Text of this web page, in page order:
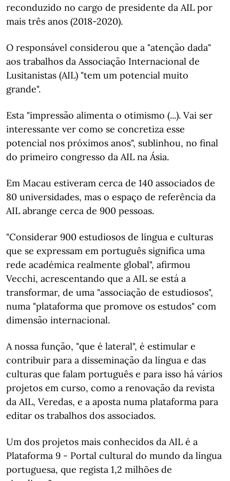
reconduzido no cargo de presidente da AIL por
mais três anos (2018-2020).
O responsável considerou que a "atenção dada"
aos trabalhos da Associação Internacional de
Lusitanistas (AIL) "tem um potencial muito
grande".
Esta "impressão alimenta o otimismo (...). Vai ser
interessante ver como se concretiza esse
potencial nos próximos anos", sublinhou, no final
do primeiro congresso da AIL na Ásia.
Em Macau estiveram cerca de 140 associados de
80 universidades, mas o espaço de referência da
AIL abrange cerca de 900 pessoas.
"Considerar 900 estudiosos de língua e culturas
que se expressam em português significa uma
rede académica realmente global", afirmou
Vecchi, acrescentando que a AIL se está a
transformar, de uma "associação de estudiosos",
numa "plataforma que promove os estudos" com
dimensão internacional.
A nossa função, "que é lateral", é estimular e
contribuir para a disseminação da língua e das
culturas que falam português e para isso há vários
projetos em curso, como a renovação da revista
da AIL, Veredas, e a aposta numa plataforma para
editar os trabalhos dos associados.
Um dos projetos mais conhecidos da AIL é a
Plataforma 9 - Portal cultural do mundo da língua
portuguesa, que regista 1,2 milhões de